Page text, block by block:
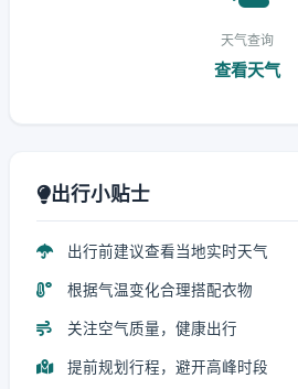
天气查询
查看天气
出行小贴士
出行前建议查看当地实时天气
根据气温变化合理搭配衣物
关注空气质量，健康出行
提前规划行程，避开高峰时段